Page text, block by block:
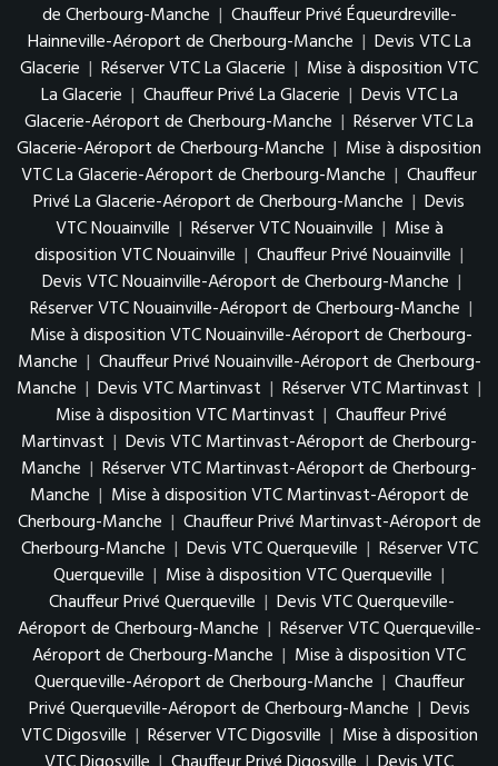
de Cherbourg-Manche | Chauffeur Privé Équeurdreville-
Hainneville-Aéroport de Cherbourg-Manche | Devis VTC La
Glacerie | Réserver VTC La Glacerie | Mise à disposition VTC
La Glacerie | Chauffeur Privé La Glacerie | Devis VTC La
Glacerie-Aéroport de Cherbourg-Manche | Réserver VTC La
Glacerie-Aéroport de Cherbourg-Manche | Mise à disposition
VTC La Glacerie-Aéroport de Cherbourg-Manche | Chauffeur
Privé La Glacerie-Aéroport de Cherbourg-Manche | Devis
VTC Nouainville | Réserver VTC Nouainville | Mise à
disposition VTC Nouainville | Chauffeur Privé Nouainville |
Devis VTC Nouainville-Aéroport de Cherbourg-Manche |
Réserver VTC Nouainville-Aéroport de Cherbourg-Manche |
Mise à disposition VTC Nouainville-Aéroport de Cherbourg-
Manche | Chauffeur Privé Nouainville-Aéroport de Cherbourg-
Manche | Devis VTC Martinvast | Réserver VTC Martinvast |
Mise à disposition VTC Martinvast | Chauffeur Privé
Martinvast | Devis VTC Martinvast-Aéroport de Cherbourg-
Manche | Réserver VTC Martinvast-Aéroport de Cherbourg-
Manche | Mise à disposition VTC Martinvast-Aéroport de
Cherbourg-Manche | Chauffeur Privé Martinvast-Aéroport de
Cherbourg-Manche | Devis VTC Querqueville | Réserver VTC
Querqueville | Mise à disposition VTC Querqueville |
Chauffeur Privé Querqueville | Devis VTC Querqueville-
Aéroport de Cherbourg-Manche | Réserver VTC Querqueville-
Aéroport de Cherbourg-Manche | Mise à disposition VTC
Querqueville-Aéroport de Cherbourg-Manche | Chauffeur
Privé Querqueville-Aéroport de Cherbourg-Manche | Devis
VTC Digosville | Réserver VTC Digosville | Mise à disposition